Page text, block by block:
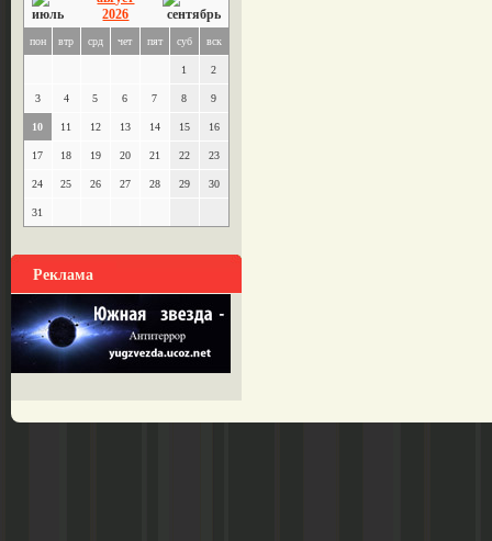
2026
пон втр срд чет пят суб вск
1 2
3 4 5 6 7 8 9
10 11 12 13 14 15 16
17 18 19 20 21 22 23
24 25 26 27 28 29 30
31
Реклама